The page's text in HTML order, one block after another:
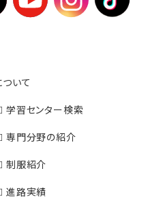
いて
学習センター検索
専門分野の紹介
制服紹介
進路実績